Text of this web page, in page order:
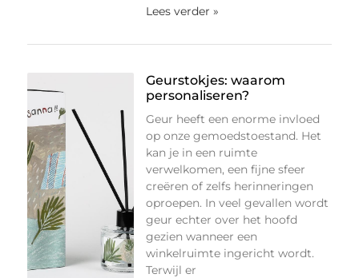
Lees verder »
Geurstokjes: waarom
personaliseren?
Geur heeft een enorme invloed
op onze gemoedstoestand. Het
kan je in een ruimte
verwelkomen, een fijne sfeer
creëren of zelfs herinneringen
oproepen. In veel gevallen wordt
geur echter over het hoofd
gezien wanneer een
winkelruimte ingericht wordt.
Terwijl er